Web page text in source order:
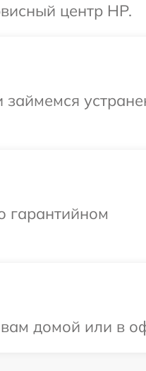
центр HP.
гарантийном
домой или в